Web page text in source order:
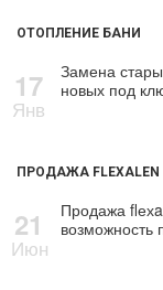
ОТОПЛЕНИЕ БАНИ
17
Янв
Замена
новых под
ПРОДАЖА
21
Июн
Продажа
возможность